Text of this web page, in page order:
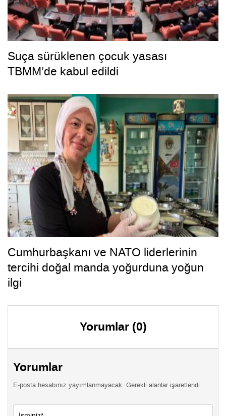
Suça sürüklenen çocuk yasası
TBMM’de kabul edildi
Cumhurbaşkanı ve NATO liderlerinin
tercihi doğal manda yoğurduna yoğun
ilgi
Yorumlar (0)
Yorumlar
E-posta hesabınız yayımlanmayacak. Gerekli alanlar işaretlendi